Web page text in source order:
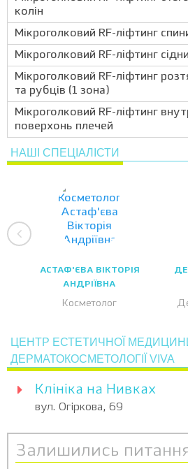
колін
Мікроголковий RF-ліфтинг
Мікроголковий RF-ліфтинг
Мікроголковий RF-ліфтинг
та рубців (1 зона)
Мікроголковий RF-ліфтинг
поверхонь плечей
НАШІ СПЕЦІАЛІСТИ
АСТАФ'ЄВА ВІКТОРІЯ
АНДРІЇВНА
Косметолог
ЦЕНТР ЕСТЕТИЧНОЇ
ДЕРМАТОКОСМЕТОЛОГІЇ VIVA
Клініка на Нивках
вул. Огіркова, 69
Залишились